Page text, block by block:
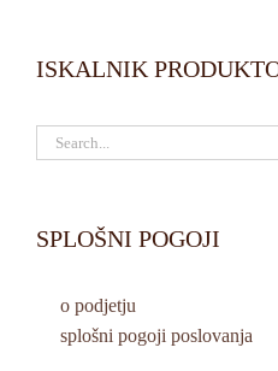
ISKALNIK
SPLOŠNI POGOJI
o podjetju
splošni pogoji poslovanja